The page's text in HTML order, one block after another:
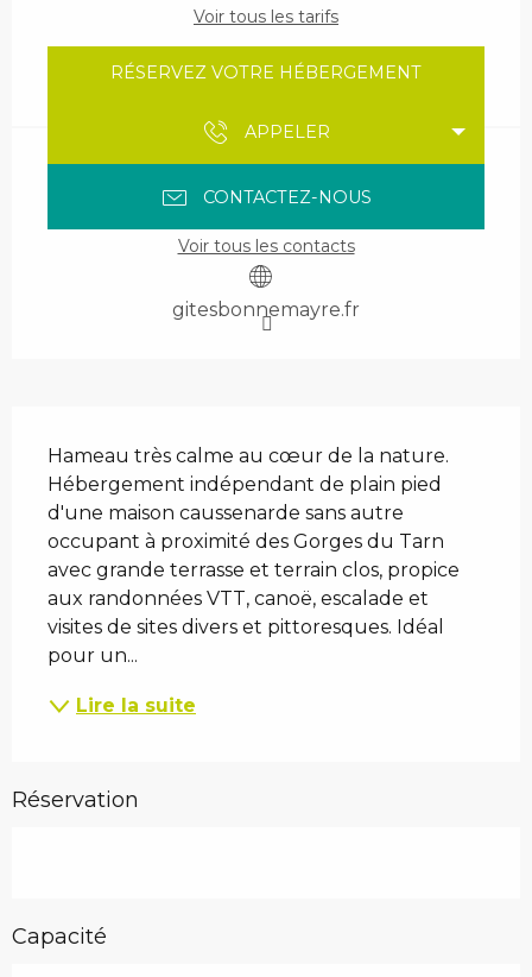
Voir tous les tarifs
RÉSERVEZ VOTRE HÉBERGEMENT
APPELER
CONTACTEZ-NOUS
Voir tous les contacts
gitesbonnemayre.fr
Hameau très calme au cœur de la nature.
Hébergement indépendant de plain pied
d'une maison caussenarde sans autre
occupant à proximité des Gorges du Tarn
avec grande terrasse et terrain clos, propice
aux randonnées VTT, canoë, escalade et
visites de sites divers et pittoresques. Idéal
pour un...
Lire la suite
Réservation
Capacité